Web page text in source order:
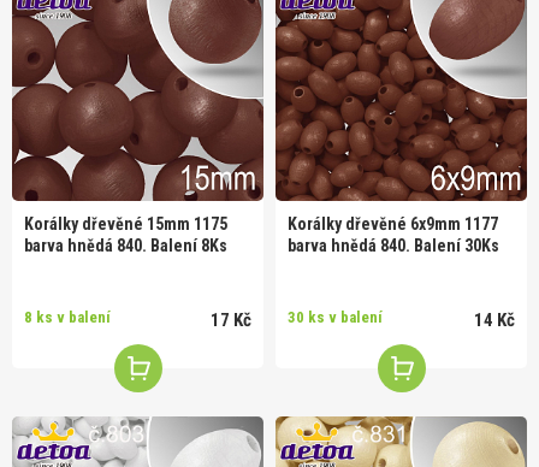
Korálky dřevěné 15mm 1175
barva hnědá 840. Balení 8Ks
8 ks v balení 17 Kč
Korálky dřevěné 6x9mm 1177
barva hnědá 840. Balení 30Ks
30 ks v balení 14 Kč